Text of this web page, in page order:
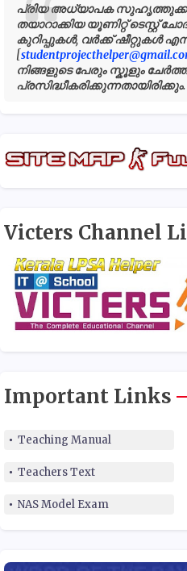
പ്രിയ അധ്യാപക സുഹൃത്തുക്കളെ
തയാറാക്കിയ യൂണിറ്റ് ടെസ്റ്റ്
കുറിപ്പുകൾ, വർക്ക് ഷീറ്റുകൾ
[
നിങ്ങളുടെ പേരും സ്കൂളും ചേർത്ത്
പ്രസിദ്ധീകരിക്കുന്നതായിരിക്കും.
Victers Channel
Important Links
Teaching Manual
Teachers Text
NAS Model Exam